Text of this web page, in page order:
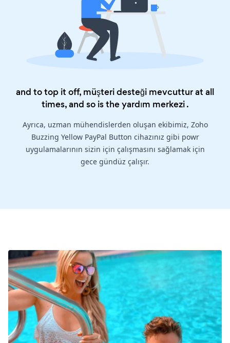
and to top it off, müşteri desteği mevcuttur at all
times, and so is theyardım merkezi.
Ayrıca, uzman mühendislerden oluşan ekibimiz, Zoho
Buzzing Yellow PayPal Button cihazınız gibi powr
uygulamalarının sizin için çalışmasını sağlamak için
gece gündüz çalışır.